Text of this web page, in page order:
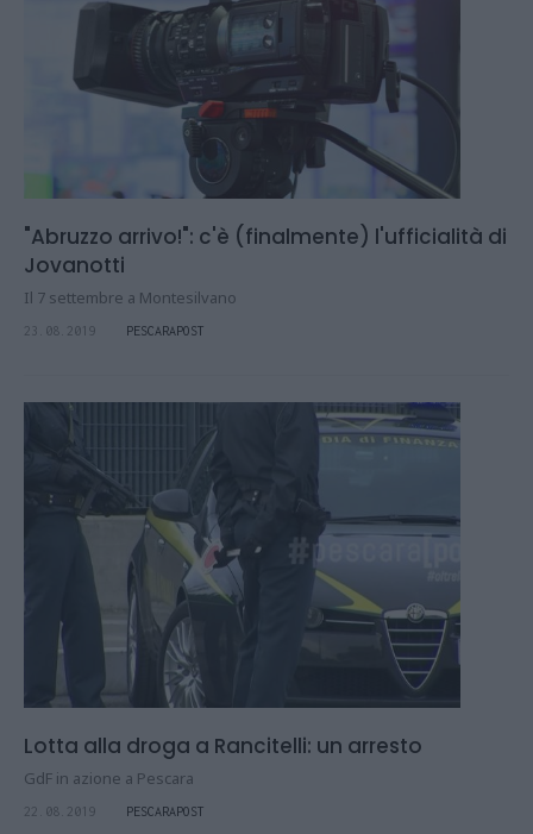
"Abruzzo arrivo!": c'è (finalmente) l'ufficialità di
Jovanotti
Il 7 settembre a Montesilvano
23.08.2019 PESCARAPOST
Lotta alla droga a Rancitelli: un arresto
GdF in azione a Pescara
22.08.2019 PESCARAPOST